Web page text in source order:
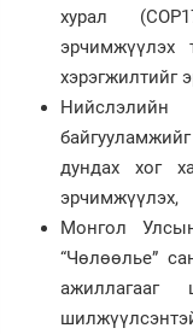
хурал
эрчимжүүлэх
хэрэгжилтийг
дундах хог
эрчимжүүлэх,
Монгол
“Чөлөөлье”
ажиллагааг